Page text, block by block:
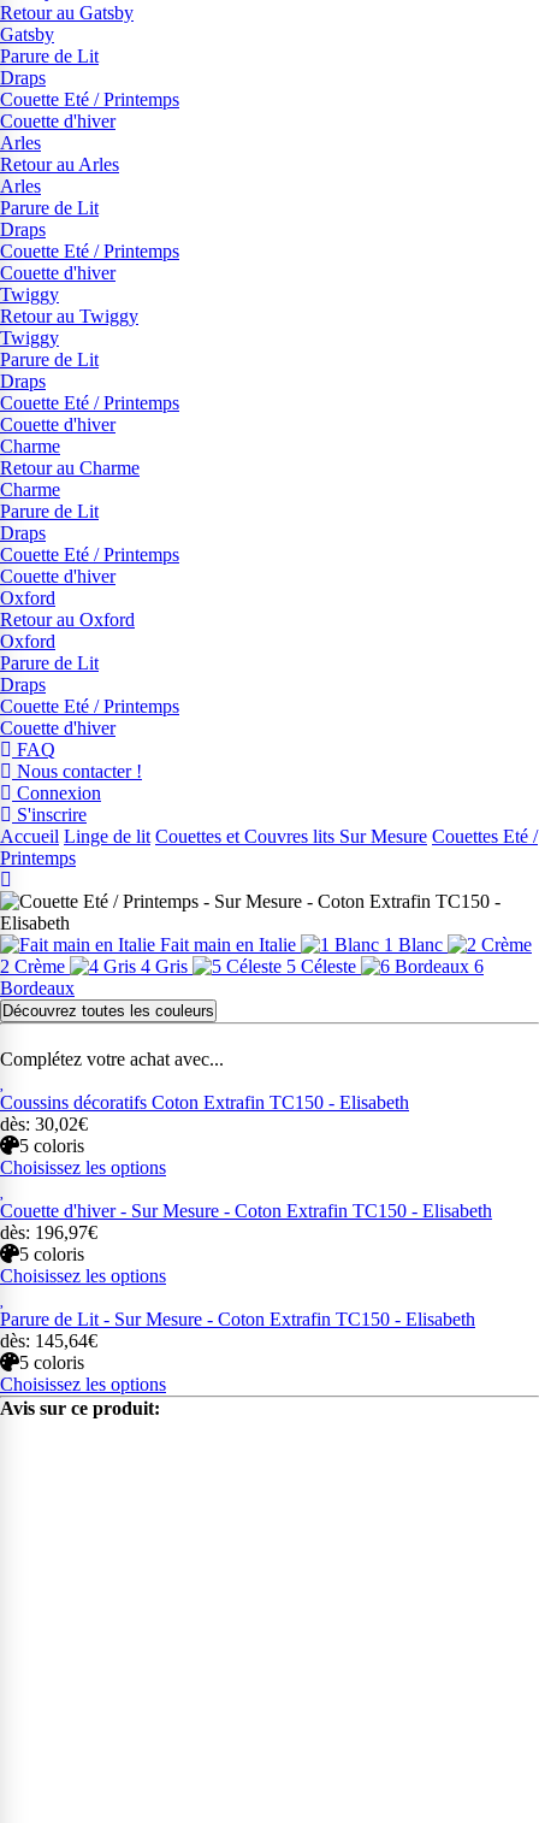
Retour au Gatsby
Gatsby
Parure de Lit
Draps
Couette Eté / Printemps
Couette d'hiver
Arles
Retour au Arles
Arles
Parure de Lit
Draps
Couette Eté / Printemps
Couette d'hiver
Twiggy
Retour au Twiggy
Twiggy
Parure de Lit
Draps
Couette Eté / Printemps
Couette d'hiver
Charme
Retour au Charme
Charme
Parure de Lit
Draps
Couette Eté / Printemps
Couette d'hiver
Oxford
Retour au Oxford
Oxford
Parure de Lit
Draps
Couette Eté / Printemps
Couette d'hiver
FAQ
Nous contacter !
Connexion
S'inscrire
Accueil Linge de lit Couettes et Couvres lits Sur Mesure Couettes Eté /
Printemps
Fait main en Italie
1 Blanc
2 Crème
4 Gris 5 Céleste
6
Bordeaux
Découvrez toutes les couleurs
Complétez votre achat avec...
Coussins décoratifs Coton Extrafin TC150 - Elisabeth
dès: 30,02€
5 coloris
Choisissez les options
Couette d'hiver - Sur Mesure - Coton Extrafin TC150 - Elisabeth
dès: 196,97€
5 coloris
Choisissez les options
Parure de Lit - Sur Mesure - Coton Extrafin TC150 - Elisabeth
dès: 145,64€
5 coloris
Choisissez les options
Avis sur ce produit: